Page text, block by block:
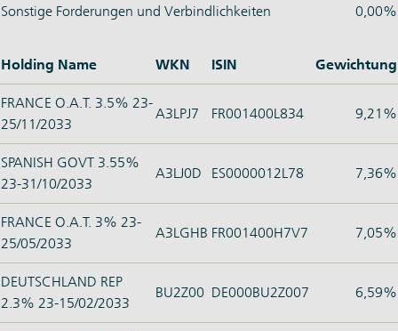
Sonstige Forderungen und Verbindlichkeiten 0,00%
Holding Name WKN ISIN Gewichtung
FRANCE O.A.T. 3.5% 23-
25/11/2033
A3LPJ7 FR001400L834 9,21%
SPANISH GOVT 3.55%
23-31/10/2033
A3LJ0D ES0000012L78 7,36%
FRANCE O.A.T. 3% 23-
25/05/2033
A3LGHB FR001400H7V7 7,05%
DEUTSCHLAND REP
2.3% 23-15/02/2033
BU2Z00 DE000BU2Z007 6,59%